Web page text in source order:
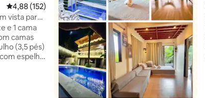
Classificação média de 4,88 em 5 estrelas, 152avaliações
4,88 (152)
vista para
e 1 cama
camas
(3,5 pés)